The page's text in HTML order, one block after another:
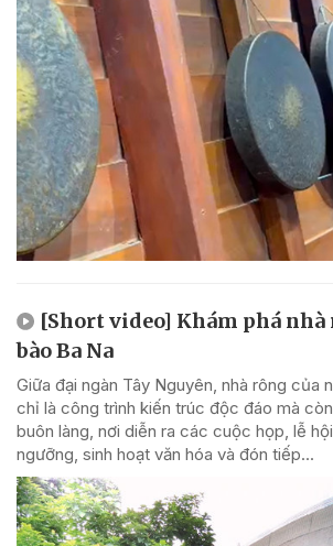
[Short video] Khám phá nhà
bào Ba Na
Giữa đại ngàn Tây Nguyên, nhà rông của
chỉ là công trình kiến trúc độc đáo mà
buôn làng, nơi diễn ra các cuộc họp, lễ
ngưỡng, sinh hoạt văn hóa và đón tiếp...